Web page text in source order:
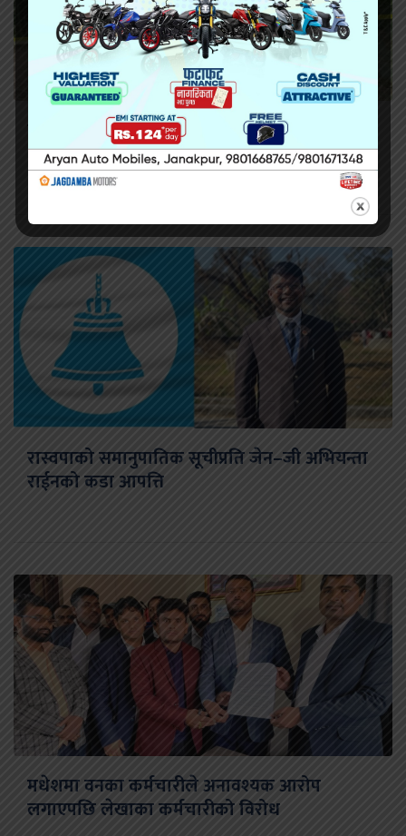
सिराहामा गोली प्रहार गरी हत्या
रास्वपाको समानुपातिक सूचीप्रति जेन–जी अभियन्ता
राईनको कडा आपत्ति
मधेशमा वनका कर्मचारीले अनावश्यक आरोप
लगाएपछि लेखाका कर्मचारीको विरोध